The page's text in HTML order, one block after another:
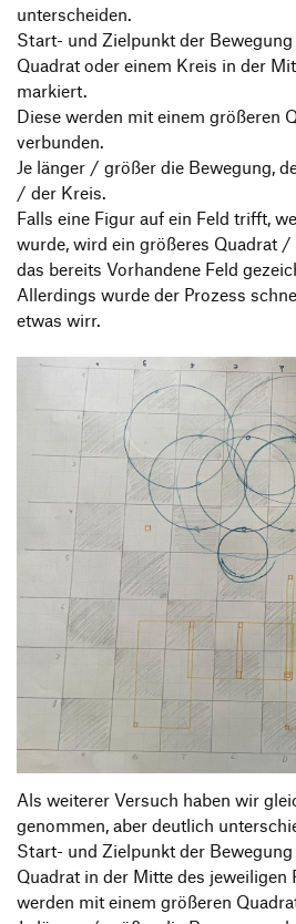
unterscheiden.
Start- und Zielpunkt der
Quadrat oder einem Kreis in der
markiert.
Diese werden mit einem größeren
verbunden.
Je länger / größer die Bewegung,
/ der Kreis.
Falls eine Figur auf ein Feld trifft,
wurde, wird ein größeres Quadrat
das bereits Vorhandene Feld
Allerdings wurde der Prozess
etwas wirr.
Als weiterer Versuch haben wir
genommen, aber deutlich
Start- und Zielpunkt der
Quadrat in der Mitte des jeweiligen
werden mit einem größeren